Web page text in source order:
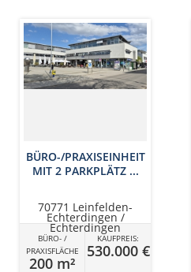
BÜRO-/PRAXISEINHEIT
MIT 2 PARKPLÄTZ ...
70771 Leinfelden-
Echterdingen /
Echterdingen
BÜRO- /
PRAXISFLÄCHE
200 m²
KAUFPREIS:
530.000 €